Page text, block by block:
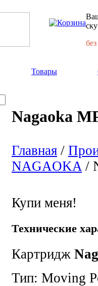
Товары
Nagaoka
Главная /
NAGAOKA /
Купи меня!
Технические
Картридж
Тип: Moving